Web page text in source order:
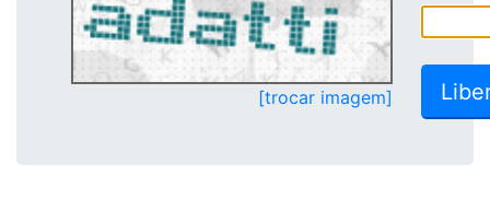
[trocar imagem]